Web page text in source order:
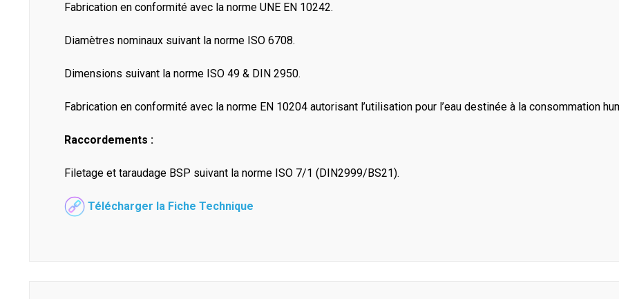
Fabrication en conformité avec la norme UNE EN 10242.
Diamètres nominaux suivant la norme ISO 6708.
Dimensions suivant la norme ISO 49 & DIN 2950.
Fabrication en conformité avec la norme EN 10204 autorisant l’utilisation pour l’eau destinée à la consommation
Raccordements :
Filetage et taraudage BSP suivant la norme ISO 7/1 (DIN2999/BS21).
Télécharger la Fiche Technique